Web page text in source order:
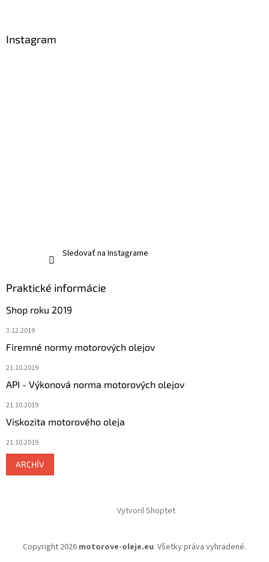
Instagram
Sledovať na Instagrame
Praktické informácie
Shop roku 2019
3.12.2019
Firemné normy motorových olejov
21.10.2019
API - Výkonová norma motorových olejov
21.10.2019
Viskozita motorového oleja
21.10.2019
ARCHÍV
Vytvoril Shoptet
Copyright 2026 motorove-oleje.eu. Všetky práva vyhradené.